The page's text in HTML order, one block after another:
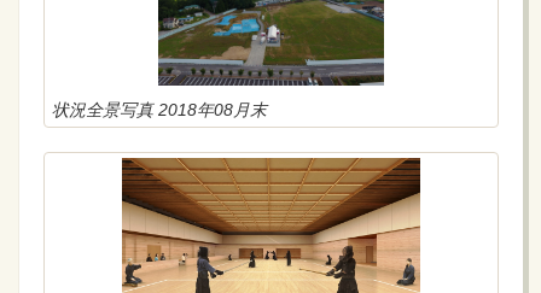
状況全景写真 2018年08月末